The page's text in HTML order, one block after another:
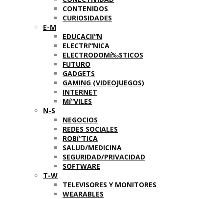
CONTENIDOS
CURIOSIDADES
E-M
EDUCACIí“N
ELECTRí“NICA
ELECTRODOMí‰STICOS
FUTURO
GADGETS
GAMING (VIDEOJUEGOS)
INTERNET
Mí“VILES
N-S
NEGOCIOS
REDES SOCIALES
ROBí“TICA
SALUD/MEDICINA
SEGURIDAD/PRIVACIDAD
SOFTWARE
T-W
TELEVISORES Y MONITORES
WEARABLES